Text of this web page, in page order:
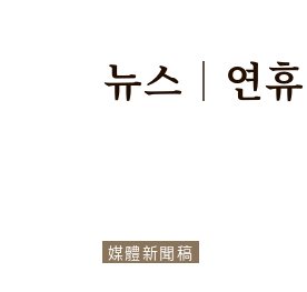
뉴스 ｜ 연휴
媒體新聞稿